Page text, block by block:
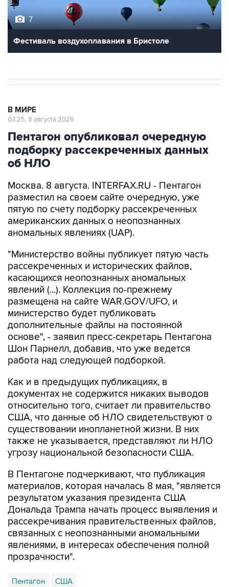
7
Фестиваль воздухоплавания в Бристоле
В МИРЕ
03:25, 8 августа 2026
Пентагон опубликовал очередную
подборку рассекреченных данных
об НЛО
Москва. 8 августа. INTERFAX.RU - Пентагон
разместил на своем сайте очередную, уже
пятую по счету подборку рассекреченных
американских данных о неопознанных
аномальных явлениях (UAP).
"Министерство войны публикует пятую часть
рассекреченных и исторических файлов,
касающихся неопознанных аномальных
явлений (...). Коллекция по-прежнему
размещена на сайте WAR.GOV/UFO, и
министерство будет публиковать
дополнительные файлы на постоянной
основе", - заявил пресс-секретарь Пентагона
Шон Парнелл, добавив, что уже ведется
работа над следующей подборкой.
Как и в предыдущих публикациях, в
документах не содержится никаких выводов
относительно того, считает ли правительство
США, что данные об НЛО свидетельствуют о
существовании инопланетной жизни. В них
также не указывается, представляют ли НЛО
угрозу национальной безопасности США.
В Пентагоне подчеркивают, что публикация
материалов, которая началась 8 мая, "является
результатом указания президента США
Дональда Трампа начать процесс выявления и
рассекречивания правительственных файлов,
связанных с неопознанными аномальными
явлениями, в интересах обеспечения полной
прозрачности".
Пентагон США